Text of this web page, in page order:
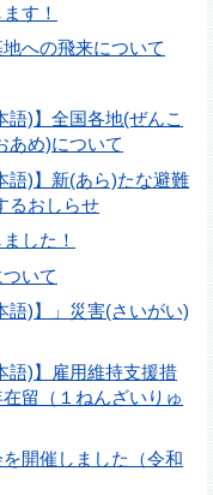
す！
への飛来について
語)】全国各地(ぜんこ
あめ)について
語)】新(あら)たな避難
るおしらせ
した！
いて
語)】」災害(さいがい)
語)】雇用維持支援措
留（１ねんざいりゅ
開催しました（令和